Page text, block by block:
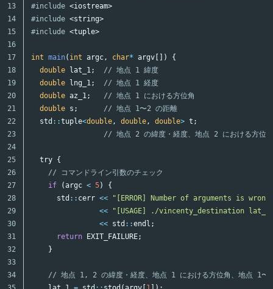
13
14
15
16
17
18
19
20
21
22
23
24
25
26
27
28
29
30
31
32
33
34
#include <iostream>
#include <string>
#include <tuple>
int main( int argc, char* argv [])
{
double
lat_1;
// 地点 1 緯度
double
lng_1;
// 地点 1 経度
double az_1;
// 地点 1 における方位角
double s ;
// 地点 1〜2 の距離
std ::tuple<double, double, double> t ;
// 地点 2 の緯度・経度、地点 2 における方位角
try {
// コマンドライン引数のチェック
if
(argc < 5)
{
std :: cerr <<
"[ERROR] Number of arguments is
<<
"[USAGE] ./vincenty_destination
<< std ::endl ;
return
EXIT_FAILURE;
}
// 地点 1, 2 の緯度・経度、地点 1 における方位角、地点 1〜